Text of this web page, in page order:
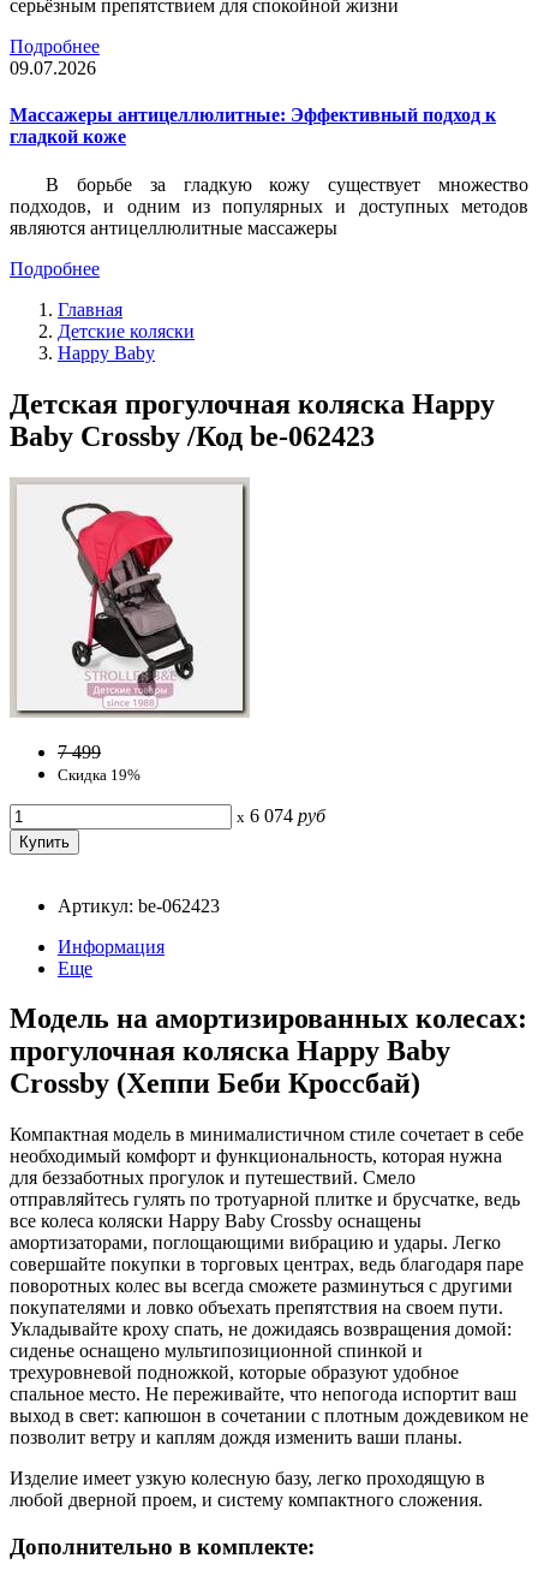
серьёзным препятствием для спокойной жизни
Подробнее
09.07.2026
Массажеры антицеллюлитные: Эффективный подход к
гладкой коже
В борьбе за гладкую кожу существует множество
подходов, и одним из популярных и доступных методов
являются антицеллюлитные массажеры
Подробнее
Главная
Детские коляски
Happy Baby
Детская прогулочная коляска Happy
Baby Crossby /Код be-062423
7 499
Скидка 19%
x 6 074 руб
Артикул: be-062423
Информация
Еще
Модель на амортизированных колесах:
прогулочная коляска Happy Baby
Crossby (Хеппи Беби Кроссбай)
Компактная модель в минималистичном стиле сочетает в себе
необходимый комфорт и функциональность, которая нужна
для беззаботных прогулок и путешествий. Смело
отправляйтесь гулять по тротуарной плитке и брусчатке, ведь
все колеса коляски Happy Baby Crossby оснащены
амортизаторами, поглощающими вибрацию и удары. Легко
совершайте покупки в торговых центрах, ведь благодаря паре
поворотных колес вы всегда сможете разминуться с другими
покупателями и ловко объехать препятствия на своем пути.
Укладывайте кроху спать, не дожидаясь возвращения домой:
сиденье оснащено мультипозиционной спинкой и
трехуровневой подножкой, которые образуют удобное
спальное место. Не переживайте, что непогода испортит ваш
выход в свет: капюшон в сочетании с плотным дождевиком не
позволит ветру и каплям дождя изменить ваши планы.
Изделие имеет узкую колесную базу, легко проходящую в
любой дверной проем, и систему компактного сложения.
Дополнительно в комплекте: